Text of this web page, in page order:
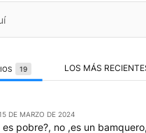
19 LOS MÁS
DE MARZO DE 2024
es pobre?, no ,es un